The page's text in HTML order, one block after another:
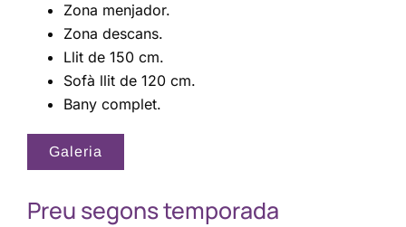
Zona menjador.
Zona descans.
Llit de 150 cm.
Sofà llit de 120 cm.
Bany complet.
Galeria
Preu segons temporada